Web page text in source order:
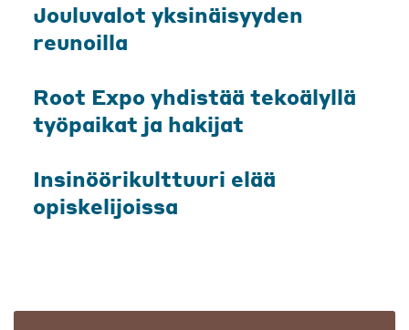
Jouluvalot yksinäisyyden
reunoilla
Root Expo yhdistää tekoälyllä
työpaikat ja hakijat
Insinöörikulttuuri elää
opiskelijoissa